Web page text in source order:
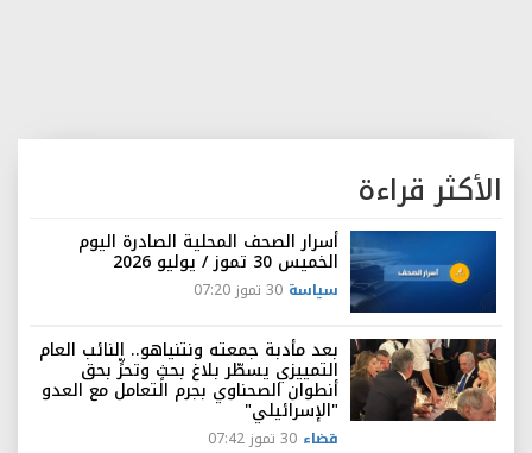
الأكثر قراءة
أسرار الصحف المحلية الصادرة اليوم
الخميس 30 تموز / يوليو 2026
سياسة 30 تموز 07:20
بعد مأدبة جمعته ونتنياهو.. النائب العام
التمييزي يسطّر بلاغ بحثٍ وتحرٍّ بحق
أنطوان الصحناوي بجرم التعامل مع العدو
"الإسرائيلي"
قضاء 30 تموز 07:42